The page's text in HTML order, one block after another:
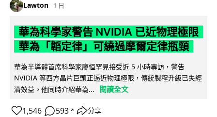
Lawton 1 日
華為科學家警告 NVIDIA 已近物理極限
華為「韜定律」可繞過摩爾定律瓶頸
華為半導體首席科學家廖恒罕見接受近 5 小時專訪，警告
NVIDIA 等西方晶片巨頭正逼近物理極限，傳統製程升級已失經
濟效益。他同時介紹華為...
閱讀全文
1,546 593 ↗ 分享